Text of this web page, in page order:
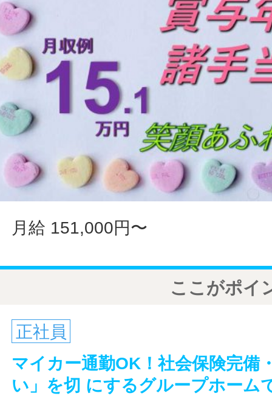
月給 151,000円〜
ここがポイ
正社員
マイカー通勤OK！社会保険完備
い」を切 にするグループホーム